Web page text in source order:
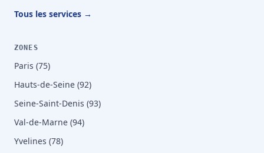
Tous les services →
ZONES
Paris (75)
Hauts-de-Seine (92)
Seine-Saint-Denis (93)
Val-de-Marne (94)
Yvelines (78)